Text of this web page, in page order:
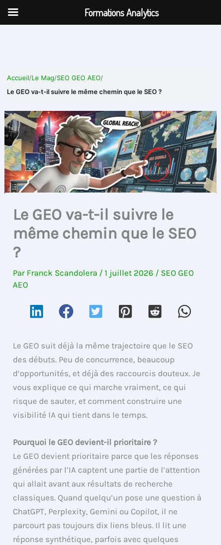
Aller
Accueil/Le Mag/SEO GEO AEO/
Le GEO va-t-il suivre le même chemin que le SEO ?
Le GEO va-t-il suivre le
même chemin que le SEO
?
Par Franck Scandolera /1 juillet 2026 / SEO GEO
AEO
Le GEO suit déjà la même trajectoire que le SEO
des débuts. Peu de concurrence, beaucoup
d’opportunités, et déjà des raccourcis douteux. Je
vous explique ce qui marche vraiment, ce qui
risque de sauter, et comment construire une
visibilité IA qui tient dans le temps.
Pourquoi le GEO devient-il prioritaire ?
Le GEO devient prioritaire parce que les réponses
générées par l’IA captent une partie de l’attention
qui allait avant aux résultats de recherche
classiques. Quand quelqu’un pose une question à
ChatGPT, Perplexity, Gemini ou Copilot, il ne
parcourt pas toujours dix liens bleus. Il lit une
réponse synthétique, parfois avec quelques
Formations Analytics